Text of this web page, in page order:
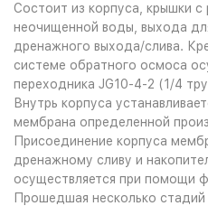
Cостоит из корпуса, крышки
неочищенной воды, выхода
дренажного выхода/слива.
системе обратного осмоса
переходника JG10-4-2 (1/4
Внутрь корпуса
мембрана определенной
Присоединение корпуса
дренажному сливу и
осуществляется при помощи
Прошедшая несколько стадий